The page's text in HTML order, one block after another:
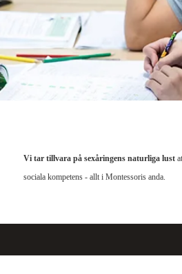
Vi tar tillvara på sexåringens naturliga lust
sociala kompetens - allt i Montessoris anda.